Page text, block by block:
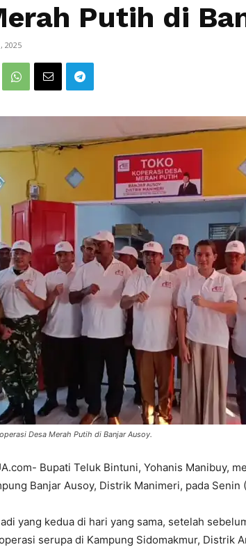
Putih di
2025
Desa Merah Putih di Banjar Ausoy.
Bupati Teluk Bintuni, Yohanis Manibuy,
Banjar Ausoy, Distrik Manimeri, pada Senin
yang kedua di hari yang sama, setelah
serupa di Kampung Sidomakmur, Distrik